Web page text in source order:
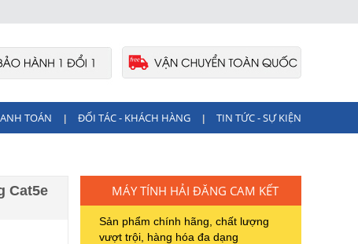
TOÁN ĐỐI TÁC - KHÁCH HÀNG TIN TỨC - SỰ KIỆN
Cat5e
MÁY TÍNH HẢI ĐĂNG CAM KẾT
Sản phẩm chính hãng, chất lượng
vượt trội, hàng hóa đa dạng